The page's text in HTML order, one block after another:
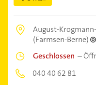
August-
(Farmsen-Berne)
Geschlossen –
040 40 62 81